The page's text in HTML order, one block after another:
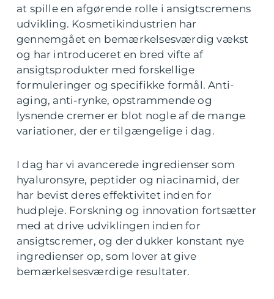
at spille en afgørende rolle i ansigtscremens
udvikling. Kosmetikindustrien har
gennemgået en bemærkelsesværdig vækst
og har introduceret en bred vifte af
ansigtsprodukter med forskellige
formuleringer og specifikke formål. Anti-
aging, anti-rynke, opstrammende og
lysnende cremer er blot nogle af de mange
variationer, der er tilgængelige i dag.
I dag har vi avancerede ingredienser som
hyaluronsyre, peptider og niacinamid, der
har bevist deres effektivitet inden for
hudpleje. Forskning og innovation fortsætter
med at drive udviklingen inden for
ansigtscremer, og der dukker konstant nye
ingredienser op, som lover at give
bemærkelsesværdige resultater.